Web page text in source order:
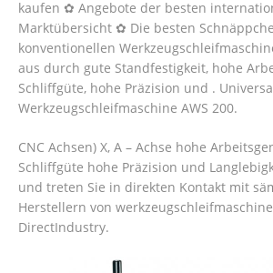
kaufen ✿ Angebote der besten
Marktübersicht ✿ Die besten
konventionellen
aus durch gute Standfestigkeit, hohe
Schliffgüte, hohe Präzision und .
Werkzeugschleifmaschine AWS 200.
CNC Achsen) X, A – Achse hohe
Schliffgüte hohe Präzision und
und treten Sie in direkten Kontakt mit
Herstellern von
DirectIndustry.